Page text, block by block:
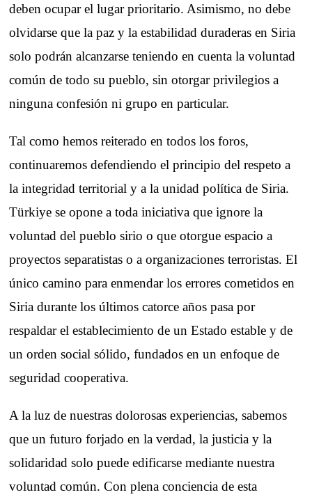
deben ocupar el lugar prioritario. Asimismo, no debe
olvidarse que la paz y la estabilidad duraderas en Siria
solo podrán alcanzarse teniendo en cuenta la voluntad
común de todo su pueblo, sin otorgar privilegios a
ninguna confesión ni grupo en particular.
Tal como hemos reiterado en todos los foros,
continuaremos defendiendo el principio del respeto a
la integridad territorial y a la unidad política de Siria.
Türkiye se opone a toda iniciativa que ignore la
voluntad del pueblo sirio o que otorgue espacio a
proyectos separatistas o a organizaciones terroristas. El
único camino para enmendar los errores cometidos en
Siria durante los últimos catorce años pasa por
respaldar el establecimiento de un Estado estable y de
un orden social sólido, fundados en un enfoque de
seguridad cooperativa.
A la luz de nuestras dolorosas experiencias, sabemos
que un futuro forjado en la verdad, la justicia y la
solidaridad solo puede edificarse mediante nuestra
voluntad común. Con plena conciencia de esta